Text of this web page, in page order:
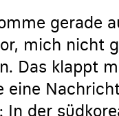
gerade
mich nicht
Das klappt
eine
In der